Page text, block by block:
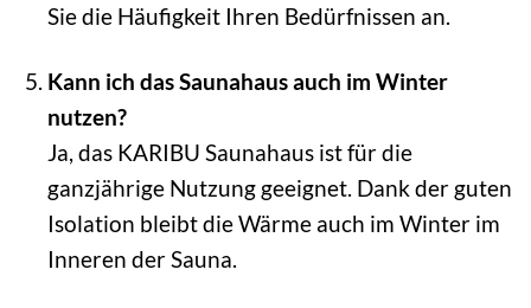
Sie die Häufigkeit Ihren Bedürfnissen an.
Kann ich das Saunahaus auch im Winter
nutzen?
Ja, das KARIBU Saunahaus ist für die
ganzjährige Nutzung geeignet. Dank der guten
Isolation bleibt die Wärme auch im Winter im
Inneren der Sauna.